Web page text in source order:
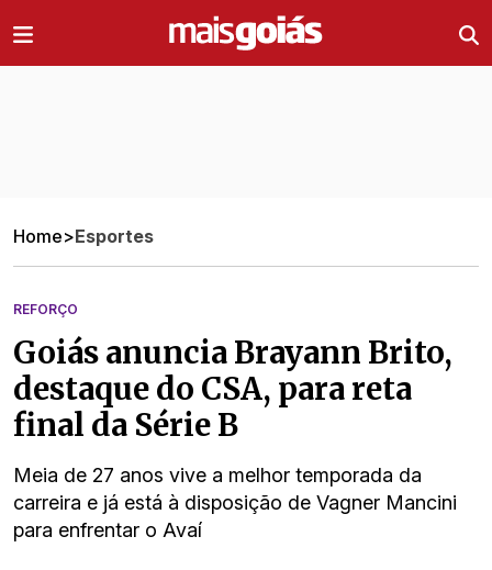
Home>Esportes
REFORÇO
Goiás anuncia Brayann Brito,
destaque do CSA, para reta
final da Série B
Meia de 27 anos vive a melhor temporada da
carreira e já está à disposição de Vagner Mancini
para enfrentar o Avaí